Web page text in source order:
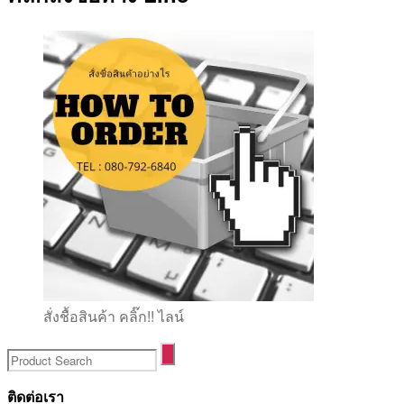
สั่งชื้อสินค้า คลิ๊ก!! ไลน์
ติดต่อเรา